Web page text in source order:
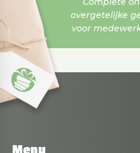
overgetelijke
voor
Menu